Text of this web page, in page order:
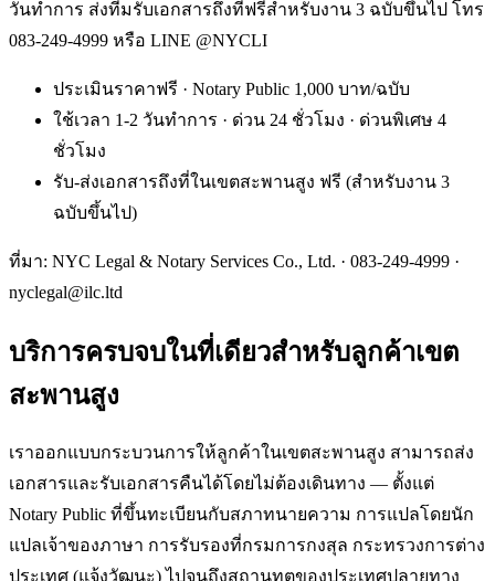
วันทำการ ส่งทีมรับเอกสารถึงที่ฟรีสำหรับงาน 3 ฉบับขึ้นไป โทร
083-249-4999 หรือ LINE @NYCLI
ประเมินราคาฟรี · Notary Public 1,000 บาท/ฉบับ
ใช้เวลา 1-2 วันทำการ · ด่วน 24 ชั่วโมง · ด่วนพิเศษ 4
ชั่วโมง
รับ-ส่งเอกสารถึงที่ในเขตสะพานสูง ฟรี (สำหรับงาน 3
ฉบับขึ้นไป)
ที่มา: NYC Legal & Notary Services Co., Ltd. · 083-249-4999 ·
nyclegal@ilc.ltd
บริการครบจบในที่เดียวสำหรับลูกค้าเขต
สะพานสูง
เราออกแบบกระบวนการให้ลูกค้าในเขตสะพานสูง สามารถส่ง
เอกสารและรับเอกสารคืนได้โดยไม่ต้องเดินทาง — ตั้งแต่
Notary Public ที่ขึ้นทะเบียนกับสภาทนายความ การแปลโดยนัก
แปลเจ้าของภาษา การรับรองที่กรมการกงสุล กระทรวงการต่าง
ประเทศ (แจ้งวัฒนะ) ไปจนถึงสถานทูตของประเทศปลายทาง